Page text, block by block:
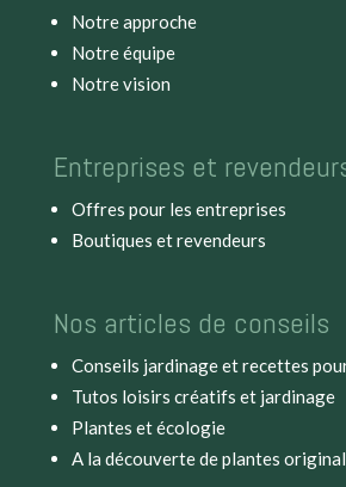
Notre approche
Notre équipe
Notre vision
Entreprises et
Offres pour les entreprises
Boutiques et revendeurs
Nos articles de conseils
Conseils jardinage et recettes
Tutos loisirs créatifs et jardinage
Plantes et écologie
A la découverte de plantes